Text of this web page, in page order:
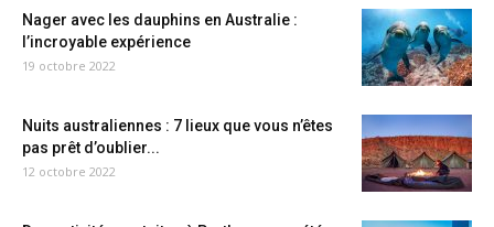
Nager avec les dauphins en Australie :
l’incroyable expérience
19 octobre 2022
Nuits australiennes : 7 lieux que vous n’êtes
pas prêt d’oublier...
12 octobre 2022